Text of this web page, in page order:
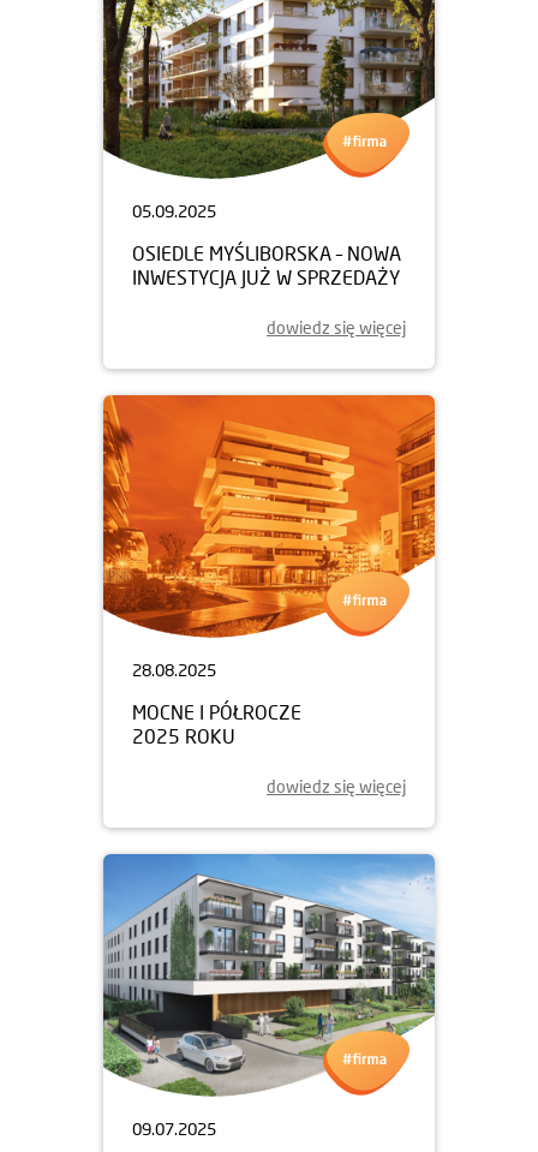
05.09.2025
OSIEDLE MYŚLIBORSKA – NOWA
INWESTYCJA JUŻ W SPRZEDAŻY
dowiedz się więcej
28.08.2025
MOCNE I PÓŁROCZE
2025 ROKU
dowiedz się więcej
09.07.2025